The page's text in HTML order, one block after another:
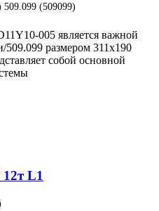
509.099 (509099)
005 является важной
509.099 размером 311х190
собой основной
L1